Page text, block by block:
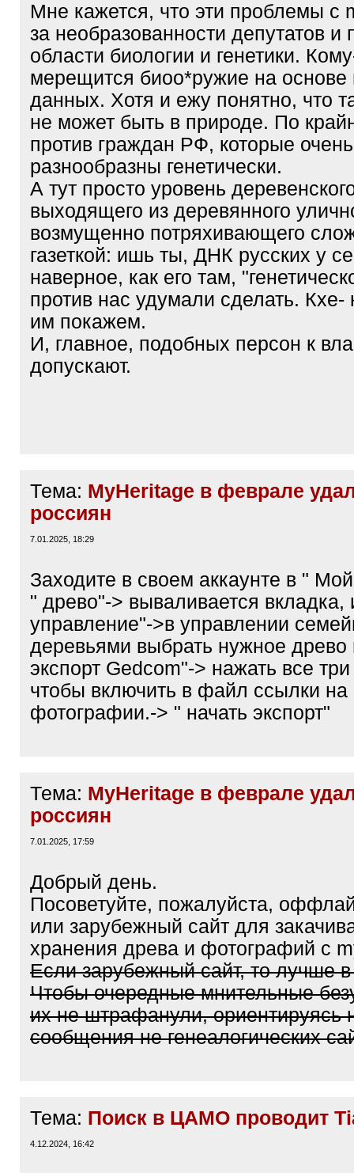
Мне кажется, что эти проблемы с
за необразованности депутатов и
области биологии и генетики.
мерещится биоо*ружие на основе
данных. Хотя и ежу понятно, что
не может быть в природе. По
против граждан РФ, которые очень
разнообразны генетически.
А тут просто уровень
выходящего из деревянного
возмущенно потряхивающего
газеткой: ишь ты, ДНК русских у
наверное, как его там,
против нас удумали сделать.
им покажем.
И, главное, подобных персон к
допускают.
Тема: MyHeritage в феврале
россиян
7.01.2025, 18:29
Заходите в своем аккаунте в "
" древо"-> вываливается вкладка,
управление"->в управлении
деревьями выбрать нужное древо
экспорт Gedcom"-> нажать все три
чтобы включить в файл ссылки на
фотографии.-> " начать экспорт"
Тема: MyHeritage в феврале
россиян
7.01.2025, 17:59
Добрый день.
Посоветуйте, пожалуйста,
или зарубежный сайт для
хранения древа и фотографий с
Если зарубежный сайт, то лучше в
Чтобы очередные мнительные
их не штрафанули, ориентируясь
сообщения не генеалогических
Тема: Поиск в ЦАМО проводит
4.12.2024, 16:42